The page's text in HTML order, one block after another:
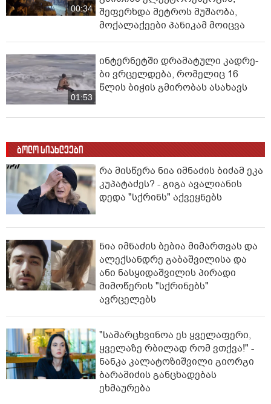
00:34
შეფერხდა მეტროს მუშაობა,
მოქალაქეები პანიკამ მოიცვა
01:53
ინ­ტერ­ნეტ­ში დრა­მა­ტუ­ლი კად­რე­
ბი ვრცელდება, რომელიც 16
წლის ბიჭის გმირობას ასახავს
ბოლო სიახლეები
რა მისწერა ნია იმნაძის ბიძამ ეკა
კუპატაძეს? - გიგა ავალიანის
დედა "სქრინს" აქვეყნებს
ნია იმნაძის ბებია მიმართვას და
ალექსანდრე გაბაშვილისა და
ანი ნასყიდაშვილის პირადი
მიმოწერის "სქრინებს"
ავრცელებს
"სა­მარ­ცხვი­ნოა ეს ყვე­ლა­ფე­რი,
ყვე­ლა­ზე რბი­ლად რომ ვთქვა!" -
ნანკა კალატოზიშვილი გიორგი
ბარამიძის განცხადებას
ეხმაურება